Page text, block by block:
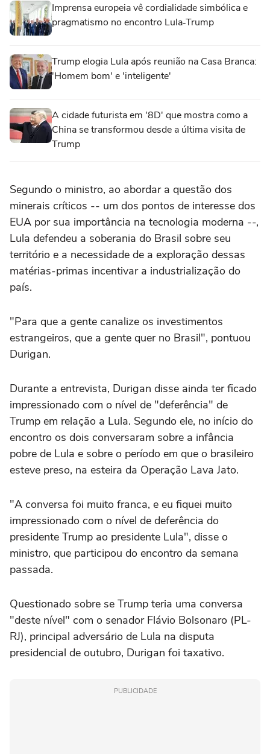
Imprensa europeia vê cordialidade simbólica e
pragmatismo no encontro Lula‑Trump
Trump elogia Lula após reunião na Casa Branca:
'Homem bom' e 'inteligente'
A cidade futurista em '8D' que mostra como a
China se transformou desde a última visita de
Trump
Segundo o ministro, ⁠ao abordar a questão dos
minerais críticos -- um dos pontos de interesse dos
EUA por sua importância na tecnologia moderna --,
Lula defendeu a soberania do Brasil sobre seu
território e a necessidade de a exploração dessas
matérias-primas incentivar a industrialização do
país.
"Para que a gente canalize os investimentos
‌estrangeiros, que a gente quer no Brasil", pontuou
Durigan.
Durante a entrevista, Durigan disse ‌ainda ter ficado
impressionado ⁠com o nível ⁠de "deferência" de
Trump em relação a Lula. Segundo ele, no início do
encontro os ⁠dois conversaram sobre a infância
pobre ‌de Lula e sobre o ‌período em que o brasileiro
esteve preso, na esteira da Operação Lava Jato.
"A conversa foi muito franca, e eu fiquei muito
impressionado com o nível de deferência do
presidente Trump ao presidente Lula", ⁠disse o
ministro, que participou do encontro da semana
passada.
Questionado sobre se Trump teria uma conversa
"deste nível" com o senador Flávio Bolsonaro (PL-
RJ), principal adversário de Lula na disputa
presidencial de outubro, Durigan foi taxativo.
PUBLICIDADE